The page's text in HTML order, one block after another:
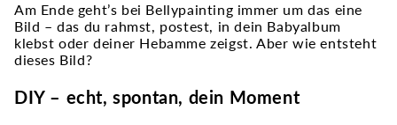
Am Ende geht’s bei Bellypainting immer um das eine
Bild – das du rahmst, postest, in dein Babyalbum
klebst oder deiner Hebamme zeigst. Aber wie entsteht
dieses Bild?
DIY – echt, spontan, dein Moment